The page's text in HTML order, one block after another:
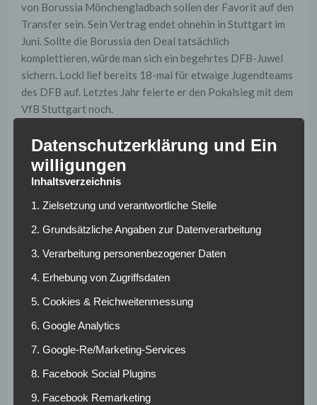
von Borussia Mönchengladbach sollen der Favorit auf den
Transfer sein. Sein Vertrag endet ohnehin in Stuttgart im
Juni. Sollte die Borussia den Deal tatsächlich
komplettieren, würde man sich ein begehrtes DFB-Juwel
sichern. Lockl lief bereits 18-mal für etwaige Jugendteams
des DFB auf. Letztes Jahr feierte er den Pokalsieg mit dem
VfB Stuttgart noch.
Auch Egloff vor dem
Absprung?
Auch bei einem weiteren Talent droht Stuttgart ins
Hintertreffen zu geraten. Ebenfalls der „kicker“ berichtet,
Er hat noch bis Sommer 2021 Vertrag. Dieser soll
vorzeitig ausgedehnt werden. Der 17-Jährige soll
werden. Auch er glänzt in der VfB-U19. In 14 Liga-Spielen
traf er sechsmal und legte sechs weitere Tore für seine
Mannschaft-Kollegen vor. Da der Kampf um Lockl
Verbleib von Top-Talent Egloff setzen, damit sich die
eigene Jugendarbeit auch auszahlt.
Datenschutzerklärung und Ein
willigungen
Inhaltsverzeichnis
1. Zielsetzung und verantwortliche Stelle
2. Grundsätzliche Angaben zur Datenverarbeitung
3. Verarbeitung personenbezogener Daten
4. Erhebung von Zugriffsdaten
5. Cookies & Reichweitenmessung
6. Google Analytics
7. Google-Re/Marketing-Services
8. Facebook Social Plugins
9. Facebook Remarketing